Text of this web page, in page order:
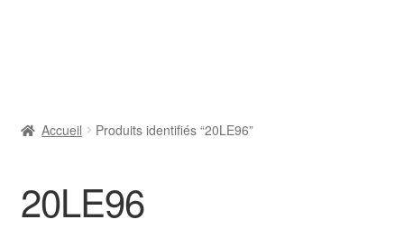
Livraison
Accueil Produits identifiés “20LE96”
20LE96